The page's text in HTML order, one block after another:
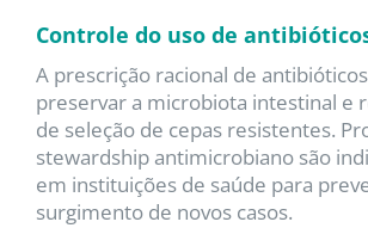
Controle do uso de
A prescrição racional de
preservar a microbiota intestinal e
de seleção de cepas resistentes.
stewardship antimicrobiano são
em instituições de saúde para
surgimento de novos casos.